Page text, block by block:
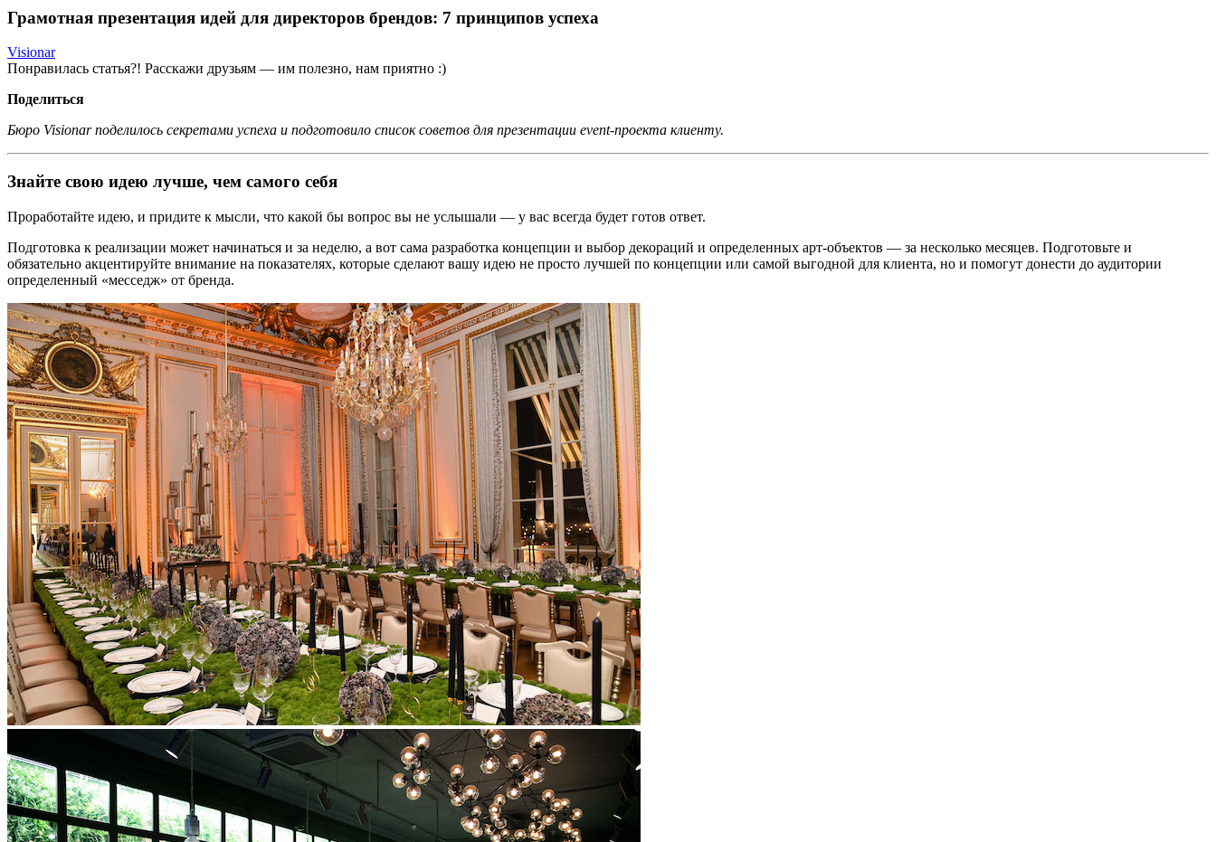
Грамотная презентация идей для директоров брендов: 7 принципов успеха
Visionar
Понравилась статья?! Расскажи друзьям — им полезно, нам приятно :)
Поделиться
Бюро Visionar поделилось секретами успеха и подготовило список советов для презентации event-проекта клиенту.
Знайте свою идею лучше, чем самого себя
Проработайте идею, и придите к мысли, что какой бы вопрос вы не услышали — у вас всегда будет готов ответ.
Подготовка к реализации может начинаться и за неделю, а вот сама разработка концепции и выбор декораций и определенных арт-объектов — за несколько месяцев. Подготовьте и
обязательно акцентируйте внимание на показателях, которые сделают вашу идею не просто лучшей по концепции или самой выгодной для клиента, но и помогут донести до аудитории
определенный «месседж» от бренда.